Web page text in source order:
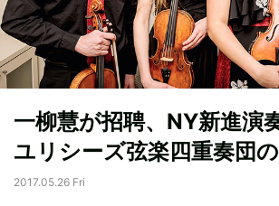
一柳慧が招聘、NY新進演
ユリシーズ弦楽四重奏団
2017.05.26 Fri